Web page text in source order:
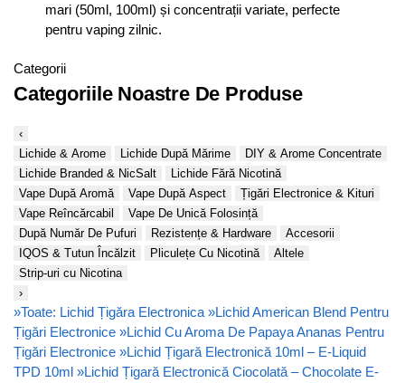
mari (50ml, 100ml) și concentrații variate, perfecte
pentru vaping zilnic.
Categorii
Categoriile Noastre De Produse
‹
Lichide & Arome
Lichide După Mărime
DIY & Arome Concentrate
Lichide Branded & NicSalt
Lichide Fără Nicotină
Vape După Aromă
Vape După Aspect
Țigări Electronice & Kituri
Vape Reîncărcabil
Vape De Unică Folosință
După Număr De Pufuri
Rezistențe & Hardware
Accesorii
IQOS & Tutun Încălzit
Pliculețe Cu Nicotină
Altele
Strip-uri cu Nicotina
›
»Toate: Lichid Țigăra Electronica »Lichid American Blend Pentru
Țigări Electronice »Lichid Cu Aroma De Papaya Ananas Pentru
Țigări Electronice »Lichid Țigară Electronică 10ml – E-Liquid
TPD 10ml »Lichid Țigară Electronică Ciocolată – Chocolate E-